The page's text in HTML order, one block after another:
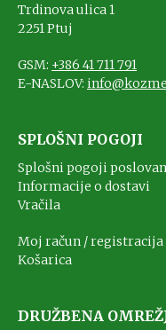
Trdinova ulica 1
2251 Ptuj
GSM: +386 41 711 791
E-NASLOV:
SPLOŠNI POGOJI
Splošni pogoji
Informacije o dostavi
Vračila
Moj račun / registracija
Košarica
DRUŽBENA